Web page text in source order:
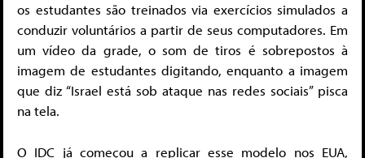
os estudantes são treinados via exercícios simulados a
conduzir voluntários a partir de seus computadores. Em
um vídeo da grade, o som de tiros é sobrepostos à
imagem de estudantes digitando, enquanto a imagem
que diz “Israel está sob ataque nas redes sociais” pisca
na tela.
O IDC já começou a replicar esse modelo nos EUA,